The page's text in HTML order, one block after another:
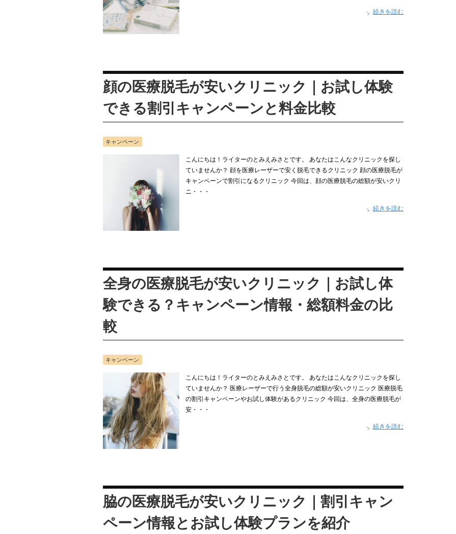
続きを読む
顔の医療脱毛が安いクリニック｜お試し体験
できる割引キャンペーンと料金比較
キャンペーン
こんにちは！ライターのとみえみさとです。 あなたはこんなクリニックを探し
ていませんか？ 顔を医療レーザーで安く脱毛できるクリニック 顔の医療脱毛が
キャンペーンで割引になるクリニック 今回は、顔の医療脱毛の総額が安いクリ
ニ・・・
続きを読む
全身の医療脱毛が安いクリニック｜お試し体
験できる？キャンペーン情報・総額料金の比
較
キャンペーン
こんにちは！ライターのとみえみさとです。 あなたはこんなクリニックを探し
ていませんか？ 医療レーザーで行う全身脱毛の総額が安いクリニック 医療脱毛
の割引キャンペーンやお試し体験があるクリニック 今回は、全身の医療脱毛が
安・・・
続きを読む
脇の医療脱毛が安いクリニック｜割引キャン
ペーン情報とお試し体験プランを紹介